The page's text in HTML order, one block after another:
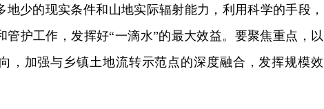
地少的现实条件和山地实际辐射能力，利用科学的手段，
管护工作，发挥好“一滴水”的最大效益。要聚焦重点，以
，加强与乡镇土地流转示范点的深度融合，发挥规模效